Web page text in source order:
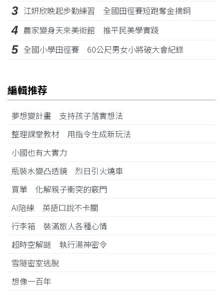
3 江姸欣晚起步勤練習 全國田徑賽短跑奪金摘銅
4 農家變身天來美術館 推平民美學實踐
5 全國小學田徑賽 60公尺男女小將破大會紀錄
編輯推荐
夢想變計畫 支持孩子落實想法
整理課堂教材 用指令生成新玩法
小國也有大實力
瓶裝水變凸透鏡 烈日引火燒車
買單 化解親子衝突的竅門
AI陪練 英語口說不卡關
行李箱 裝滿旅人各種心情
超時空解謎 執行湯神密令
雪隧密室逃脫
想像一百年